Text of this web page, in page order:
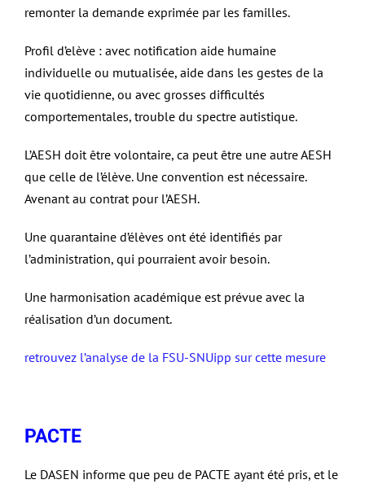
remonter la demande exprimée par les familles.
Profil d’elève : avec notification aide humaine
individuelle ou mutualisée, aide dans les gestes de la
vie quotidienne, ou avec grosses difficultés
comportementales, trouble du spectre autistique.
L’AESH doit être volontaire, ca peut être une autre AESH
que celle de l’élève. Une convention est nécessaire.
Avenant au contrat pour l’AESH.
Une quarantaine d’élèves ont été identifiés par
l’administration, qui pourraient avoir besoin.
Une harmonisation académique est prévue avec la
réalisation d’un document.
retrouvez l’analyse de la FSU-SNUipp sur cette mesure
PACTE
Le DASEN informe que peu de PACTE ayant été pris, et le